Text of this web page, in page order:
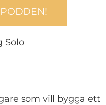
som vill bygga ett